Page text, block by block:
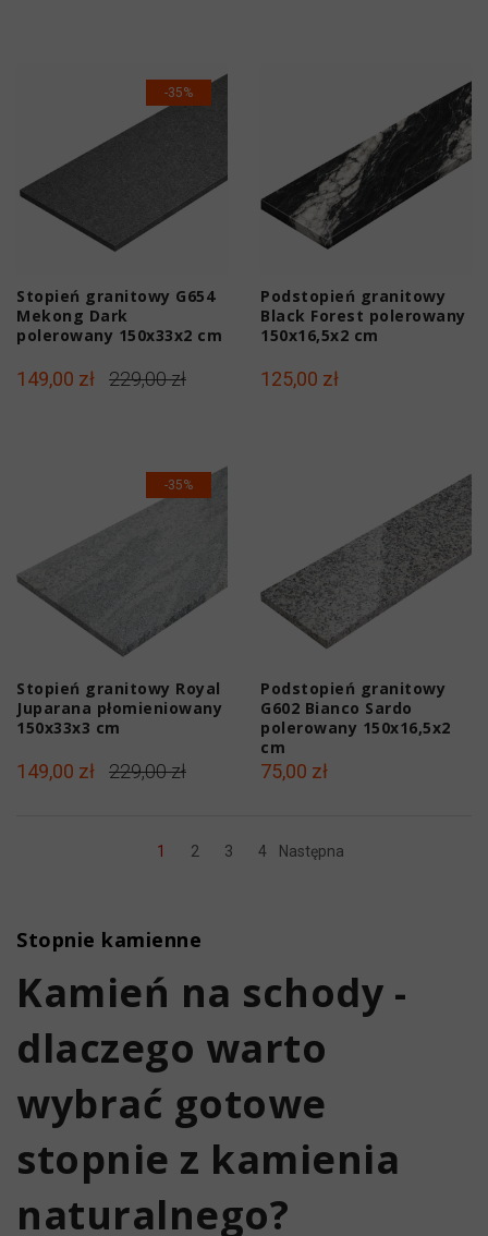
-35%
Stopień granitowy G654
Mekong Dark
polerowany 150x33x2 cm
149,00 zł 229,00 zł
Podstopień granitowy
Black Forest polerowany
150x16,5x2 cm
125,00 zł
-35%
Stopień granitowy Royal
Juparana płomieniowany
150x33x3 cm
149,00 zł 229,00 zł
Podstopień granitowy
G602 Bianco Sardo
polerowany 150x16,5x2
cm
75,00 zł
1 2 3 4 Następna
Stopnie kamienne
Kamień na schody -
dlaczego warto
wybrać gotowe
stopnie z kamienia
naturalnego?